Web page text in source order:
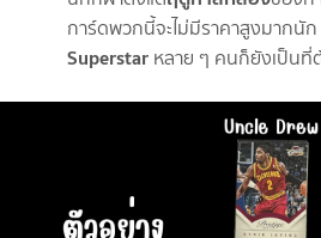
การ์ดพวกนี้จะไม่มีราคาสูงมากนั
Superstar หลาย ๆ คนก็ยังเป็น